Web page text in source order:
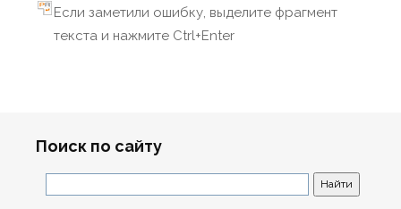
Если заметили ошибку, выделите фрагмент
текста и нажмите Ctrl+Enter
Поиск по сайту